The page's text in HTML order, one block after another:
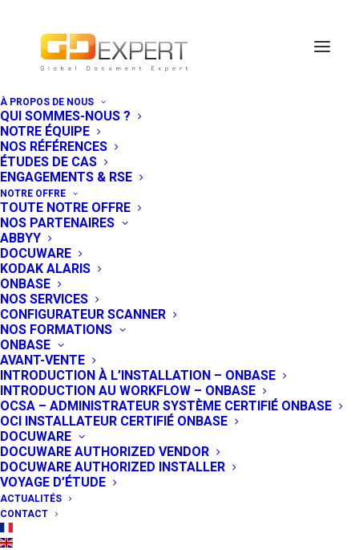
À PROPOS DE NOUS
QUI SOMMES-NOUS ?
NOTRE ÉQUIPE
NOS RÉFÉRENCES
ÉTUDES DE CAS
ENGAGEMENTS & RSE
NOTRE OFFRE
TOUTE NOTRE OFFRE
NOS PARTENAIRES
ABBYY
DOCUWARE
KODAK ALARIS
ONBASE
NOS SERVICES
CONFIGURATEUR SCANNER
NOS FORMATIONS
ONBASE
AVANT-VENTE
INTRODUCTION À L’INSTALLATION – ONBASE
INTRODUCTION AU WORKFLOW – ONBASE
OCSA – ADMINISTRATEUR SYSTÈME CERTIFIÉ ONBASE
OCI INSTALLATEUR CERTIFIÉ ONBASE
DOCUWARE
DOCUWARE AUTHORIZED VENDOR
DOCUWARE AUTHORIZED INSTALLER
VOYAGE D’ÉTUDE
ACTUALITÉS
CONTACT
Banques : Faites de
l’ECM, plus qu’un
espace de stockage, un
levier de performance
!
27 NOVEMBRE 2024